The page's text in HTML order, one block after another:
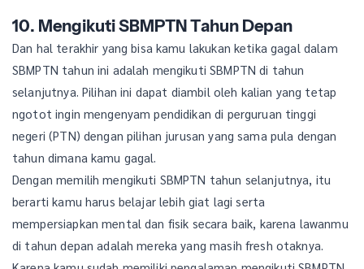
10. Mengikuti SBMPTN Tahun Depan
Dan hal terakhir yang bisa kamu lakukan ketika gagal dalam
SBMPTN tahun ini adalah mengikuti SBMPTN di tahun
selanjutnya. Pilihan ini dapat diambil oleh kalian yang tetap
ngotot ingin mengenyam pendidikan di perguruan tinggi
negeri (PTN) dengan pilihan jurusan yang sama pula dengan
tahun dimana kamu gagal.
Dengan memilih mengikuti SBMPTN tahun selanjutnya, itu
berarti kamu harus belajar lebih giat lagi serta
mempersiapkan mental dan fisik secara baik, karena lawanmu
di tahun depan adalah mereka yang masih fresh otaknya.